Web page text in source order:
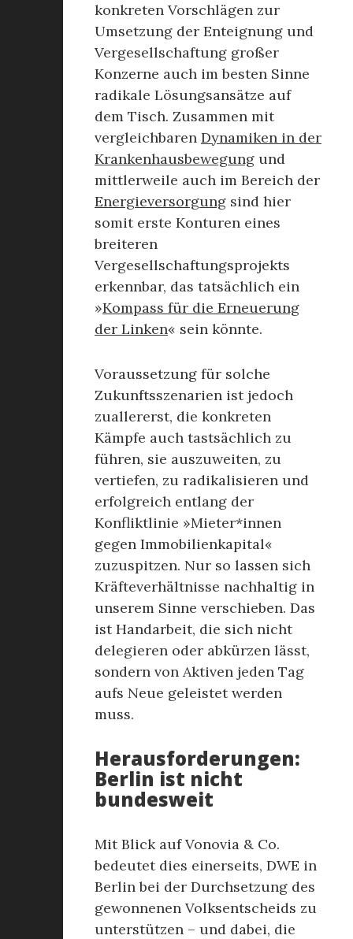
konkreten Vorschlägen zur
Umsetzung der Enteignung und
Vergesellschaftung großer
Konzerne auch im besten Sinne
radikale Lösungsansätze auf
dem Tisch. Zusammen mit
vergleichbaren Dynamiken in der
Krankenhausbewegung und
mittlerweile auch im Bereich der
Energieversorgung sind hier
somit erste Konturen eines
breiteren
Vergesellschaftungsprojekts
erkennbar, das tatsächlich ein
»Kompass für die Erneuerung
der Linken« sein könnte.
Voraussetzung für solche
Zukunftsszenarien ist jedoch
zuallererst, die konkreten
Kämpfe auch tastsächlich zu
führen, sie auszuweiten, zu
vertiefen, zu radikalisieren und
erfolgreich entlang der
Konfliktlinie »Mieter*innen
gegen Immobilienkapital«
zuzuspitzen. Nur so lassen sich
Kräfteverhältnisse nachhaltig in
unserem Sinne verschieben. Das
ist Handarbeit, die sich nicht
delegieren oder abkürzen lässt,
sondern von Aktiven jeden Tag
aufs Neue geleistet werden
muss.
Herausforderungen:
Berlin ist nicht
bundesweit
Mit Blick auf Vonovia & Co.
bedeutet dies einerseits, DWE in
Berlin bei der Durchsetzung des
gewonnenen Volksentscheids zu
unterstützen – und dabei, die